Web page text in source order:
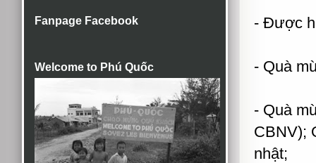
Fanpage Facebook
Welcome to Phú Quốc
- Được
- Quà
- Quà
CBNV);
nhật;